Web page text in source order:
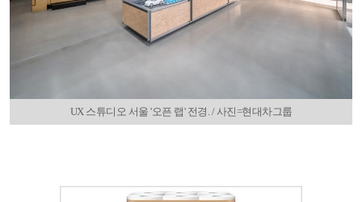
UX 스튜디오 서울 '오픈 랩' 전경. / 사진=현대차그룹